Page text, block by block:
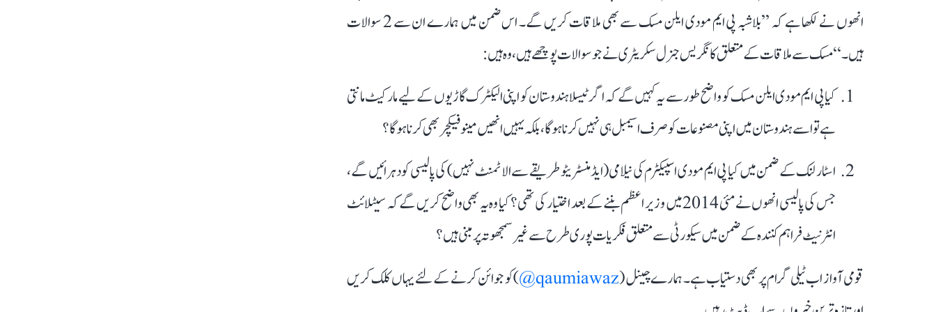
انھوں نے لکھا ہے کہ ’’بلاشبہ پی ایم مودی ایلن مسک سے بھی ملاقات کریں گے۔ اس ضمن میں ہمارے ان سے 2 سوالات
ہیں۔‘‘ مسک سے ملاقات کے متعلق کانگریس جنرل سکریٹری نے جو سوالات پوچھے ہیں، وہ ہیں:
کیا پی ایم مودی ایلن مسک کو واضح طور سے یہ کہیں گے کہ اگر ٹیسلا ہندوستان کو اپنی الیکٹرک گاڑیوں کے لیے مارکیٹ مانتی
ہے تو اسے ہندوستان میں اپنی مصنوعات کو صرف اسیمبل ہی نہیں کرنا ہوگا، بلکہ یہیں انھیں مینوفیکچر بھی کرنا ہوگا؟
اسٹار لنک کے ضمن میں کیا پی ایم مودی اسپیکٹرم کی نیلامی (ایڈمنسٹریٹو طریقے سے الاٹمنٹ نہیں) کی پالیسی کو دہرائیں گے،
جس کی پالیسی انھوں نے مئی 2014 میں وزیر اعظم بننے کے بعد اختیار کی تھی؟ کیا وہ یہ بھی واضح کریں گے کہ سیٹلائٹ
انٹرنیٹ فراہم کنندہ کے ضمن میں سیکورٹی سے متعلق فکریات پوری طرح سے غیر سمجھوتہ پر مبنی ہیں؟
قومی آواز اب ٹیلی گرام پر بھی دستیاب ہے۔ ہمارے چینل (qaumiawaz@
) کو جوائن کرنے کے لئے یہاں کلک کریں